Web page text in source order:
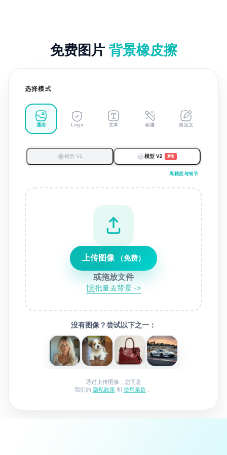
免费图片 背景橡皮擦
选择模式
通用 Logo 文本 动漫 自定义
模型 V1 模型 V2 新版
高精度与细节
上传图像 （免费）
或拖放文件
批量去背景 ->
没有图像？尝试以下之一：
通过上传图像，您同意
我们的 隐私政策和 使用条款